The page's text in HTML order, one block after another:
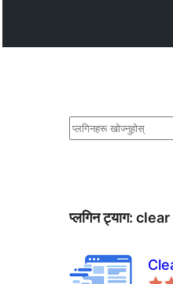
खोज्नुहोस्
प्लगिन ट्याग: clear